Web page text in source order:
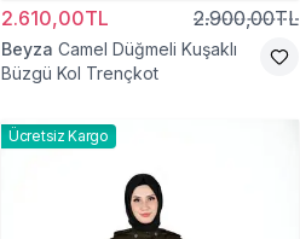
2.610,00TL 2.900,00TL
Beyza Camel Düğmeli Kuşaklı
Büzgü Kol Trençkot
Ücretsiz Kargo